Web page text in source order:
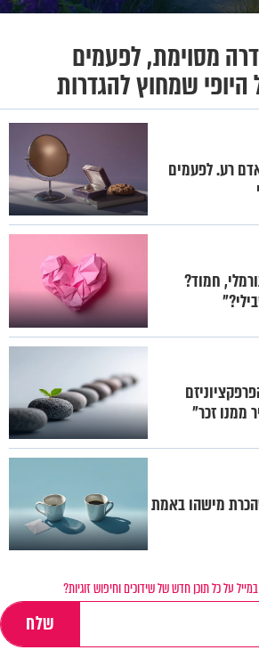
מסוימת, לפעמים
שמחוץ להגדרות
רע. לפעמים
חמוד?
ממנו זכר"
מישהו באמת
על כל תוכן חדש של שידוכים וחיפוש זוגיות?